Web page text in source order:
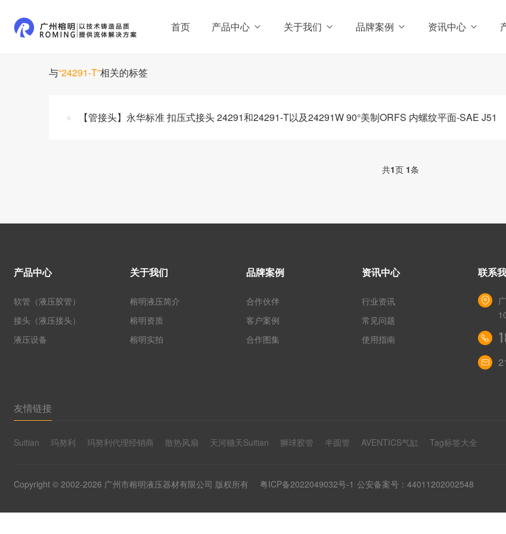
首页 产品中心 关于我们 品牌案例 资讯中心
与“24291-T”相关的标签
【管接头】永华标准 扣压式接头 24291和24291-T以及24291W 90°美制ORFS 内螺纹平面-SAE J51
共1页 1条
产品中心
软管（液压胶管）
接头（液压接头）
液压设备
关于我们
榕明液压简介
榕明资质
榕明实拍
品牌案例
合作伙伴
客户案例
合作图集
资讯中心
行业资讯
常见问题
使用指南
联系
友情链接
Suitian 玛努利 玛努利代理经销商 散热风扇 天河穗天Suitian 狮球胶管 半圆管 AVENTICS气缸 Tag标签大全
Copyright © 2002-2026 广州市榕明液压器材有限公司 版权所有 粤ICP备2022049032号-1 公安备案号：44011202002548